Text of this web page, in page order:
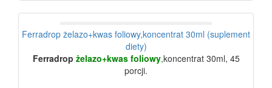
Ferradrop żelazo+kwas foliowy,koncentrat 30ml (suplement
diety)
Ferradrop żelazo+kwas foliowy,koncentrat 30ml, 45
porcji.